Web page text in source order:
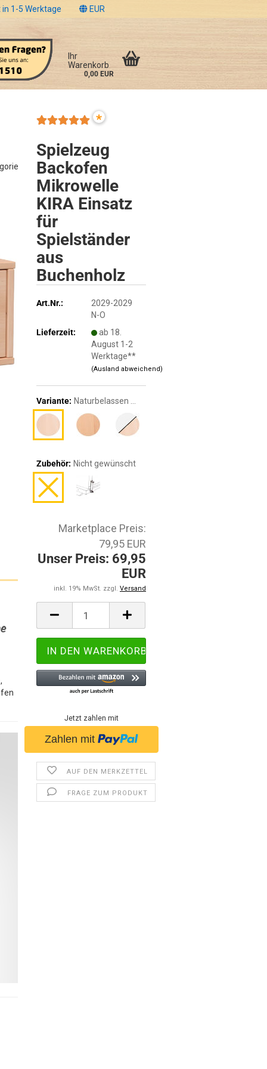
1-5 Werktage EUR
Ihr
Warenkorb
0,00 EUR
*
Spielzeug
Backofen
Mikrowelle
KIRA Einsatz
für
Spielständer
aus
Buchenholz
Art.Nr.:
2029-2029
N-O
Lieferzeit:
ab 18.
August 1-2
Werktage**
(Ausland abweichend)
Variante:
Zubehör: Nicht gewünscht
Marketplace Preis:
79,95 EUR
Unser Preis: 69,95
EUR
inkl. 19% MwSt. zzgl. Versand
Jetzt zahlen mit
AUF DEN MERKZETTEL
FRAGE ZUM PRODUKT